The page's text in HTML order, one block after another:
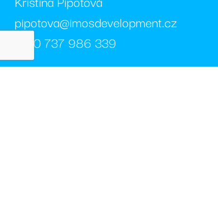
pipotova@imosdevelopment.cz
+420 737 986 339